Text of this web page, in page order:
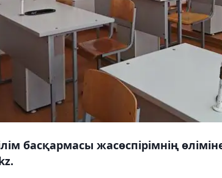
басқармасы жасөспірімнің